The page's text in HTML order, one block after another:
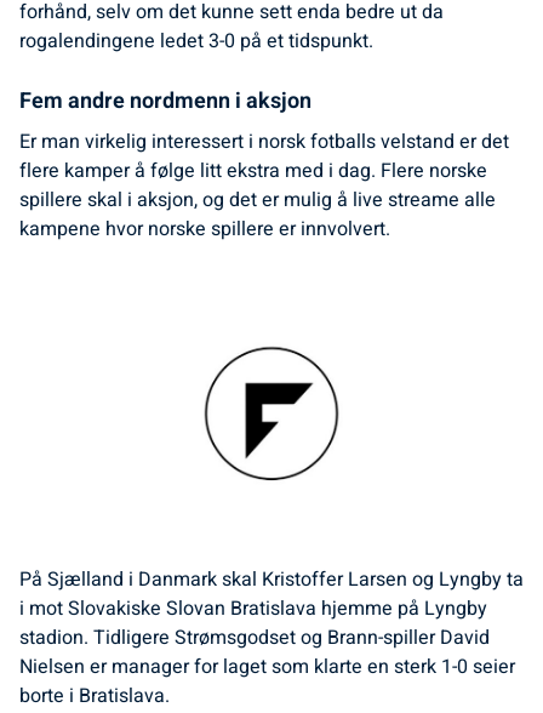
forhånd, selv om det kunne sett enda bedre ut da
rogalendingene ledet 3-0 på et tidspunkt.
Fem andre nordmenn i aksjon
Er man virkelig interessert i norsk fotballs velstand er det
flere kamper å følge litt ekstra med i dag. Flere norske
spillere skal i aksjon, og det er mulig å live streame alle
kampene hvor norske spillere er innvolvert.
På Sjælland i Danmark skal Kristoffer Larsen og Lyngby ta
i mot Slovakiske Slovan Bratislava hjemme på Lyngby
stadion. Tidligere Strømsgodset og Brann-spiller David
Nielsen er manager for laget som klarte en sterk 1-0 seier
borte i Bratislava.